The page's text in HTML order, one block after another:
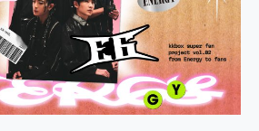
好玩好拍 vivo V50 ~ 口袋裡的 Zeiss 潮流攝影棚!
給 MSI Claw 系列電競掌機 最完美的家 MSI Nest Docking Station 掌機專屬擴充底座 開箱 評測
B&O 精品級音響! Home+ 中嘉寬頻 SoundBox 劇院串流盒 開箱 評測
2億 APO蔡司長焦神機降臨~ vivo X200 Pro、vivo X200 就是這麼好拍
EaseUS Vocal Remover 免費線上去聲器一鍵去除人聲 人聲 音樂分離 2024 消除人聲推薦